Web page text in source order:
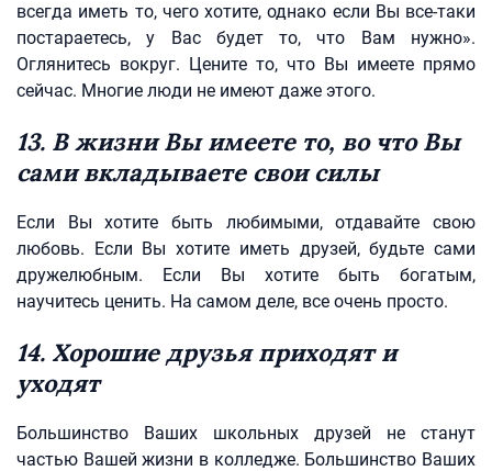
всегда иметь то, чего хотите, однако если Вы все-таки
постараетесь, у Вас будет то, что Вам нужно».
Оглянитесь вокруг. Цените то, что Вы имеете прямо
сейчас. Многие люди не имеют даже этого.
13. В жизни Вы имеете то, во что Вы
сами вкладываете свои силы
Если Вы хотите быть любимыми, отдавайте свою
любовь. Если Вы хотите иметь друзей, будьте сами
дружелюбным. Если Вы хотите быть богатым,
научитесь ценить. На самом деле, все очень просто.
14. Хорошие друзья приходят и
уходят
Большинство Ваших школьных друзей не станут
частью Вашей жизни в колледже. Большинство Ваших